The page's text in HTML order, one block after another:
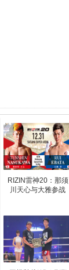
RIZIN雷神20：那须
川天心与大雅参战